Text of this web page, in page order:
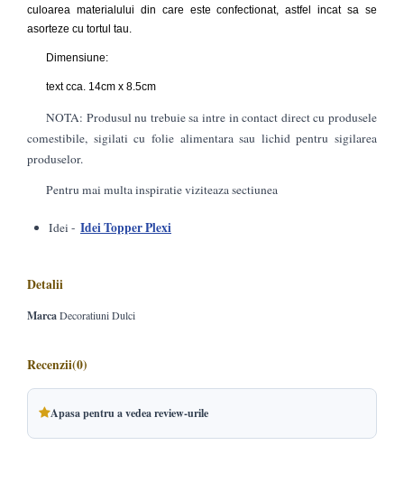
culoarea materialului din care este confectionat, astfel incat sa se
asorteze cu tortul tau.
Dimensiune:
text cca. 14cm x 8.5cm
NOTA: Produsul nu trebuie sa intre in contact direct cu produsele
comestibile, sigilati cu folie alimentara sau lichid pentru sigilarea
produselor.
Pentru mai multa inspiratie viziteaza sectiunea
Idei - Idei Topper Plexi
Detalii
MarcaDecoratiuni Dulci
Recenzii(0)
Apasa pentru a vedea review-urile